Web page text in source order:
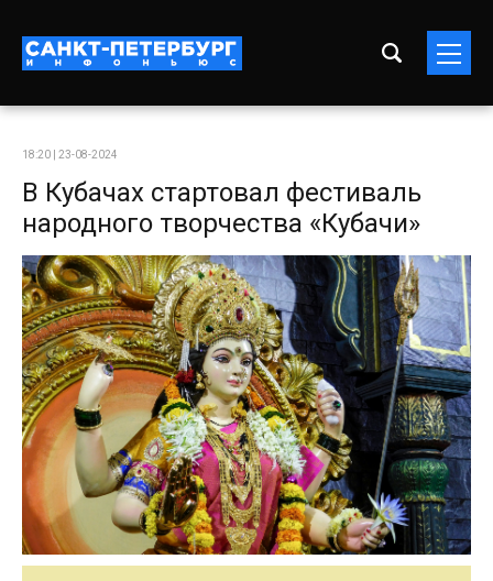
18:20 | 23-08-2024
В Кубачах стартовал фестиваль
народного творчества «Кубачи»